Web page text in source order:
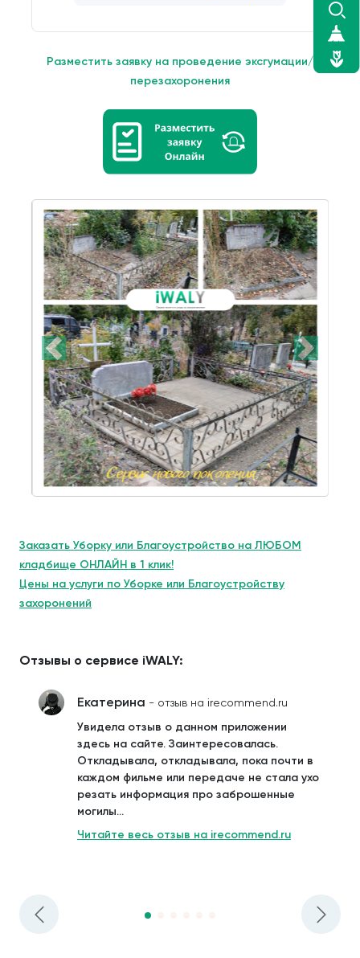
Разместить заявку на проведение эксгумации/
перезахоронения
Заказать Уборку или Благоустройство на ЛЮБОМ
кладбище ОНЛАЙН в 1 клик!
Цены на услуги по Уборке или Благоустройству
захоронений
Отзывы о сервисе iWALY:
Екатерина - отзыв на irecommend.ru
Увидела отзыв о данном приложении
здесь на сайте. Заинтересовалась.
Откладывала, откладывала, пока почти в
каждом фильме или передаче не стала ухо
резать информация про заброшенные
могилы...
Читайте весь отзыв на irecommend.ru